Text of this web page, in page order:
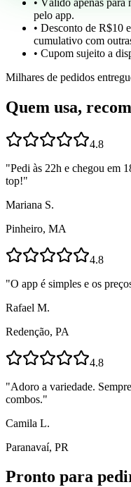
pelo app.
• Desconto de R$10
cumulativo com
• Cupom sujeito a
Milhares de pedidos
Quem usa,
4.8
"Pedi às 22h e chegou em
top!"
Mariana S.
Pinheiro, MA
4.8
"O app é simples e os
Rafael M.
Redenção, PA
4.8
"Adoro a variedade.
combos."
Camila L.
Paranavaí, PR
Pronto para